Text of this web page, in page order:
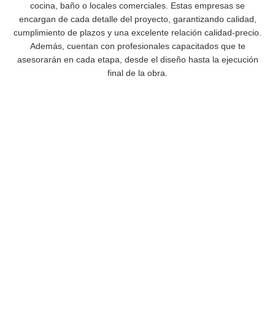
cocina, baño o locales comerciales. Estas empresas se
encargan de cada detalle del proyecto, garantizando calidad,
cumplimiento de plazos y una excelente relación calidad-precio.
Además, cuentan con profesionales capacitados que te
asesorarán en cada etapa, desde el diseño hasta la ejecución
final de la obra.